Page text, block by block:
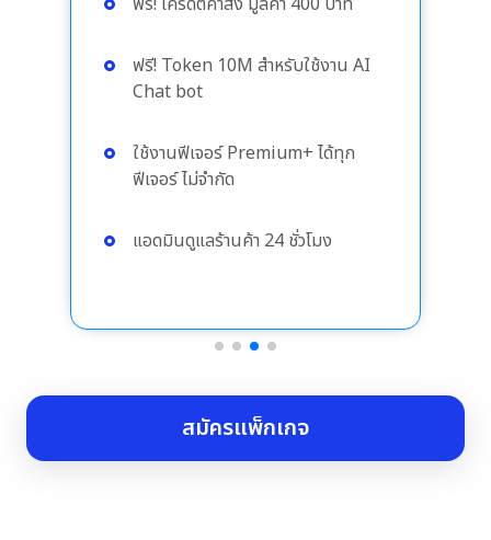
ฟรี! Token 10M สำหรับใช้งาน AI
Chat bot
ใช้งานฟีเจอร์ Premium+ ได้ทุก
ฟีเจอร์ ไม่จำกัด
แอดมินดูแลร้านค้า 24 ชั่วโมง
สมัครแพ็กเกจ